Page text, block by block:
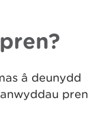
â deunydd
pren